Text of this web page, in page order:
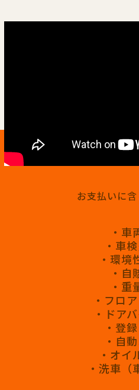
お支払いに
・車
・車
・環境
・自
・重
・フロ
・ドア
・登
・自
・オイ
・洗車（